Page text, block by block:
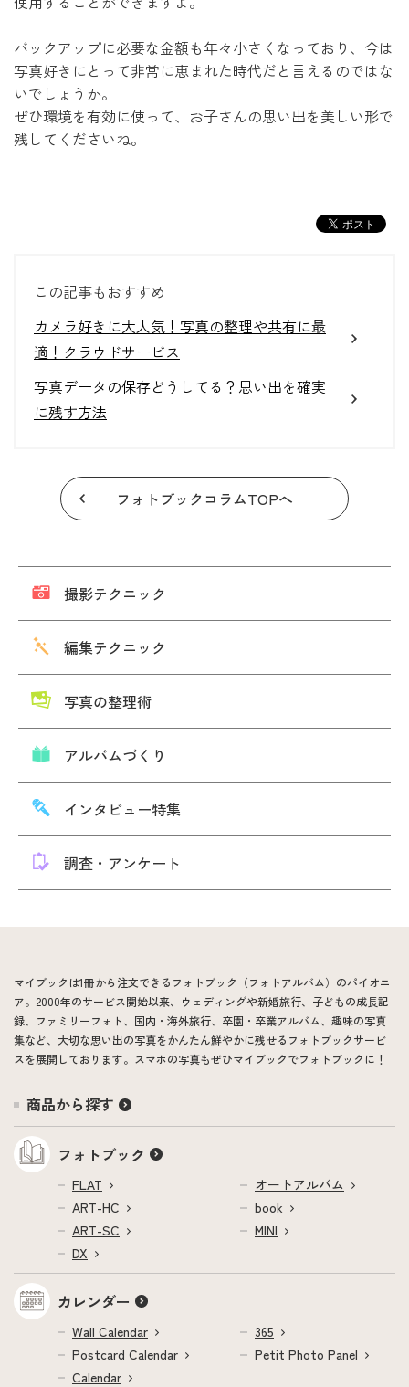
バックアップに必要な金額も年々小さくなっており、今は
写真好きにとって非常に恵まれた時代だと言えるのではな
いでしょうか。
ぜひ環境を有効に使って、お子さんの思い出を美しい形で
残してくださいね。
この記事もおすすめ
カメラ好きに大人気！写真の整理や共有に最
適！クラウドサービス
写真データの保存どうしてる？思い出を確実
に残す方法
フォトブックコラムTOPへ
撮影テクニック
編集テクニック
写真の整理術
アルバムづくり
インタビュー特集
調査・アンケート
マイブックは1冊から注文できるフォトブック（フォトアルバム）のパイオニ
ア。2000年のサービス開始以来、ウェディングや新婚旅行、子どもの成長記
録、ファミリーフォト、国内・海外旅行、卒園・卒業アルバム、趣味の写真
集など、大切な思い出の写真をかんたん鮮やかに残せるフォトブックサービ
スを展開しております。スマホの写真もぜひマイブックでフォトブックに！
商品から探す
フォトブック
FLAT
ART-HC
ART-SC
DX
オートアルバム
book
MINI
カレンダー
Wall Calendar
Postcard Calendar
Calendar
365
Petit Photo Panel